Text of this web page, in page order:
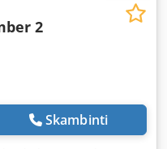
2
Skambinti